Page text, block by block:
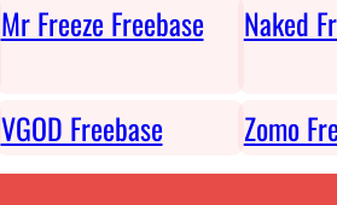
Mr Freeze Freebase Naked
VGOD Freebase Zomo